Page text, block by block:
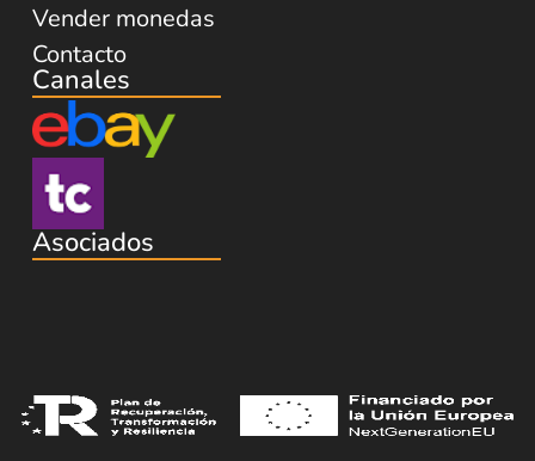
Vender monedas
Contacto
Canales
Asociados